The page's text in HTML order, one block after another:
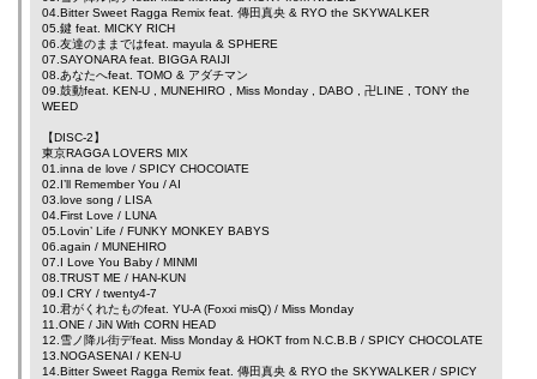
04.Bitter Sweet Ragga Remix feat. 傳田真央 & RYO the SKYWALKER
05.鍵 feat. MICKY RICH
06.友達のままではfeat. mayula & SPHERE
07.SAYONARA feat. BIGGA RAIJI
08.あなたへfeat. TOMO & アダチマン
09.鼓動feat. KEN-U MUNEHIRO Miss Monday DABO 卍LINE
TONY the
WEED
【DISC-2】
東京RAGGA LOVERS MIX
01.inna de love / SPICY CHOCOlATE
02.I’ll Remember You /AI
03.love song / LISA
04.First Love / LUNA
05.Lovin’ Life / FUNKY MONKEY BABYS
06.again / MUNEHIRO
07.I Love You Baby / MINMI
08.TRUST ME / HAN-KUN
09.I CRY / twenty4-7
10.君がくれたものfeat. YU-A (Foxxi misQ) / Miss Monday
11.ONE / JiN With CORN HEAD
12.雪ノ降ル街デfeat. Miss Monday & HOKT from N.C.B.B / SPICY CHOCOLATE
13.NOGASENAI / KEN-U
14.Bitter Sweet Ragga Remix feat. 傳田真央 & RYO the SKYWALKER / SPICY